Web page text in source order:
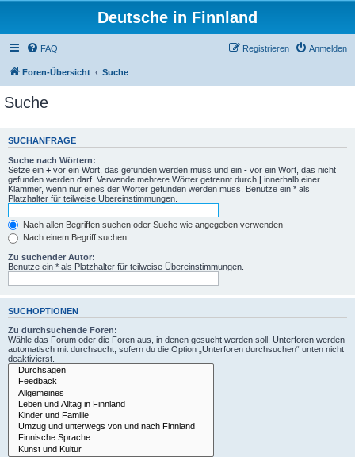
Deutsche in Finnland
FAQ Anmelden
Registrieren
Foren-Übersicht Suche
Suche
SUCHANFRAGE
Suche nach Wörtern:
Setze ein + vor ein Wort, das gefunden werden muss und ein - vor ein Wort, das nicht
gefunden werden darf. Verwende mehrere Wörter getrennt durch | innerhalb einer
Klammer, wenn nur eines der Wörter gefunden werden muss. Benutze ein * als
Platzhalter für teilweise Übereinstimmungen.
Nach allen Begriffen suchen oder Suche wie angegeben verwenden
Nach einem Begriff suchen
Zu suchender Autor:
Benutze ein * als Platzhalter für teilweise Übereinstimmungen.
SUCHOPTIONEN
Zu durchsuchende Foren:
Wähle das Forum oder die Foren aus, in denen gesucht werden soll. Unterforen werden
automatisch mit durchsucht, sofern du die Option „Unterforen durchsuchen“ unten nicht
deaktivierst.